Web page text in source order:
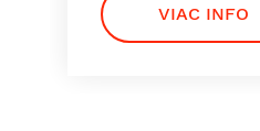
VIAC INFO